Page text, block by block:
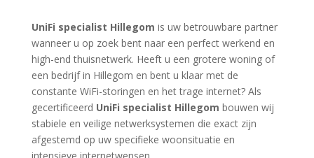
UniFi specialist Hillegom is uw betrouwbare partner
wanneer u op zoek bent naar een perfect werkend en
high-end thuisnetwerk. Heeft u een grotere woning of
een bedrijf in Hillegom en bent u klaar met de
constante WiFi-storingen en het trage internet? Als
gecertificeerd UniFi specialist Hillegom bouwen wij
stabiele en veilige netwerksystemen die exact zijn
afgestemd op uw specifieke woonsituatie en